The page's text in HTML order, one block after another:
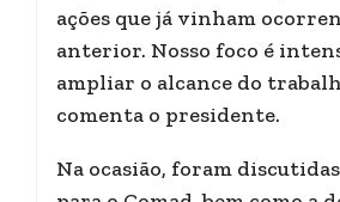
ações que já vinham
anterior. Nosso foco é
ampliar o alcance do
comenta o presidente.
Na ocasião, foram